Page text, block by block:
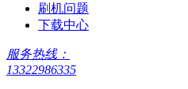
刷机问题
下载中心
服务热线：
13322986335